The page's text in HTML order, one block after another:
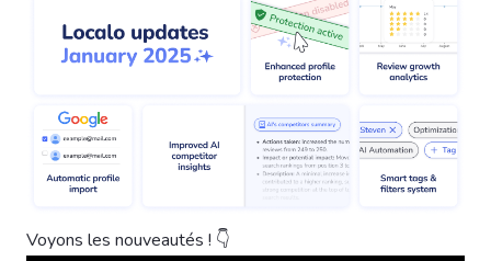
Voyons les nouveautés ! 👇